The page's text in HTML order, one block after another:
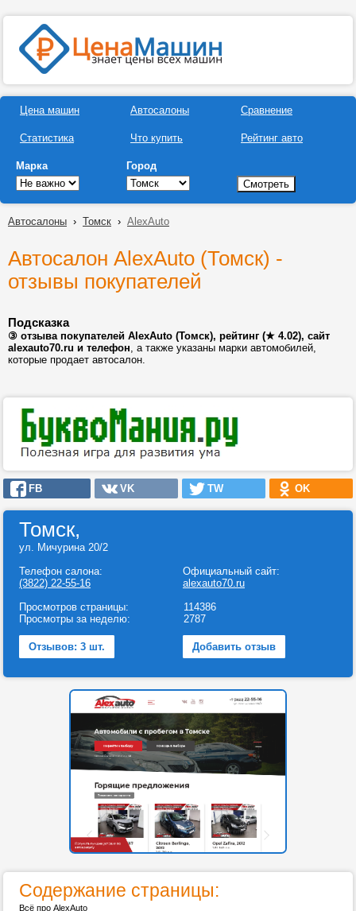
Цена машин
Статистика
Автосалоны
Что купить
Сравнение
Рейтинг авто
Марка Город
Автосалоны › Томск › AlexAuto
Автосалон AlexAuto (Томск) -
отзывы покупателей
Подсказка
③ отзыва покупателей AlexAuto (Томск), рейтинг (★ 4.02), сайт
alexauto70.ru и телефон, а также указаны марки автомобилей,
которые продает автосалон.
FB VK TW OK
Томск,
ул. Мичурина 20/2
Телефон салона:
(3822) 22-55-16
Официальный сайт:
alexauto70.ru
Просмотров страницы:
Просмотры за неделю:
114386
2787
Отзывов: 3 шт. Добавить отзыв
Содержание страницы:
Всё про AlexAuto